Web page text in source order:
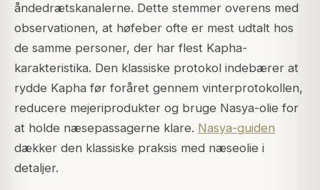
åndedrætskanalerne. Dette stemmer overens med
observationen, at høfeber ofte er mest udtalt hos
de samme personer, der har flest Kapha-
karakteristika. Den klassiske protokol indebærer at
rydde Kapha før foråret gennem vinterprotokollen,
reducere mejeriprodukter og bruge Nasya-olie for
at holde næsepassagerne klare. Nasya-guiden
dækker den klassiske praksis med næseolie i
detaljer.